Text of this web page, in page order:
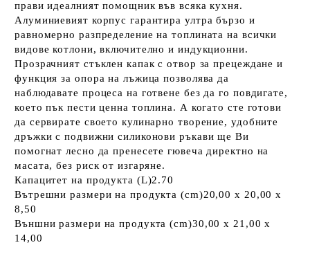
прави идеалният помощник във всяка кухня.
Алуминиевият корпус гарантира ултра бързо и
равномерно разпределение на топлината на всички
видове котлони, включително и индукционни.
Прозрачният стъклен капак с отвор за прецеждане и
функция за опора на лъжица позволява да
наблюдавате процеса на готвене без да го повдигате,
което пък пести ценна топлина. А когато сте готови
да сервирате своето кулинарно творение, удобните
дръжки с подвижни силиконови ръкави ще Ви
помогнат лесно да пренесете гювеча директно на
масата, без риск от изгаряне.
Капацитет на продукта (L)2.70
Вътрешни размери на продукта (cm)20,00 х 20,00 х
8,50
Външни размери на продукта (cm)30,00 х 21,00 х
14,00